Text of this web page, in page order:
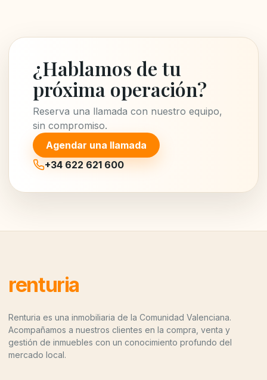
¿Hablamos de tu
próxima operación?
Reserva una llamada con nuestro equipo,
sin compromiso.
Agendar una llamada
+34 622 621 600
renturia
Renturia es una inmobiliaria de la Comunidad Valenciana.
Acompañamos a nuestros clientes en la compra, venta y
gestión de inmuebles con un conocimiento profundo del
mercado local.